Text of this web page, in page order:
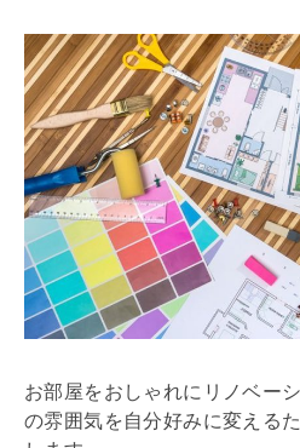
お部屋をおしゃれに リノベー
の雰囲気を自分好みに変える